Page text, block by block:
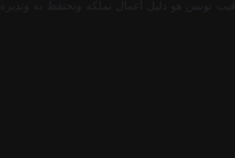
تونس هو دليل أعمال تملكه وتحتفظ به وتديره